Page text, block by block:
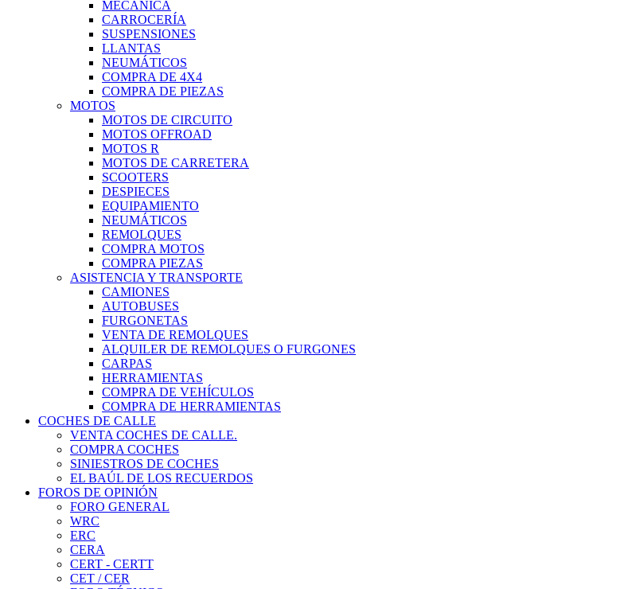
MECÁNICA
CARROCERÍA
SUSPENSIONES
LLANTAS
NEUMÁTICOS
COMPRA DE 4X4
COMPRA DE PIEZAS
MOTOS
MOTOS DE CIRCUITO
MOTOS OFFROAD
MOTOS R
MOTOS DE CARRETERA
SCOOTERS
DESPIECES
EQUIPAMIENTO
NEUMÁTICOS
REMOLQUES
COMPRA MOTOS
COMPRA PIEZAS
ASISTENCIA Y TRANSPORTE
CAMIONES
AUTOBUSES
FURGONETAS
VENTA DE REMOLQUES
ALQUILER DE REMOLQUES O FURGONES
CARPAS
HERRAMIENTAS
COMPRA DE VEHÍCULOS
COMPRA DE HERRAMIENTAS
COCHES DE CALLE
VENTA COCHES DE CALLE.
COMPRA COCHES
SINIESTROS DE COCHES
EL BAÚL DE LOS RECUERDOS
FOROS DE OPINIÓN
FORO GENERAL
WRC
ERC
CERA
CERT - CERTT
CET / CER